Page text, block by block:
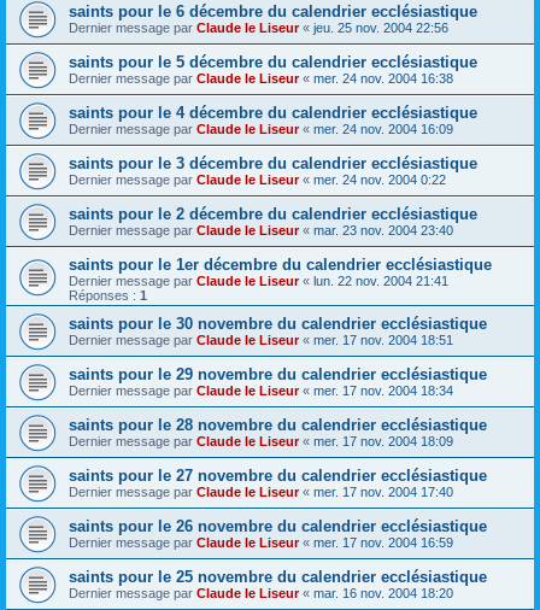
saints pour le 6 décembre du calendrier ecclésiastique
Dernier message par Claude le Liseur« jeu. 25 nov. 2004 22:56
saints pour le 5 décembre du calendrier ecclésiastique
Dernier message par Claude le Liseur« mer. 24 nov. 2004 16:38
saints pour le 4 décembre du calendrier ecclésiastique
Dernier message par Claude le Liseur« mer. 24 nov. 2004 16:09
saints pour le 3 décembre du calendrier ecclésiastique
Dernier message par Claude le Liseur« mer. 24 nov. 2004 0:22
saints pour le 2 décembre du calendrier ecclésiastique
Dernier message par Claude le Liseur« mar. 23 nov. 2004 23:40
saints pour le 1er décembre du calendrier ecclésiastique
Dernier message par Claude le Liseur« lun. 22 nov. 2004 21:41
Réponses : 1
saints pour le 30 novembre du calendrier ecclésiastique
Dernier message par Claude le Liseur« mer. 17 nov. 2004 18:51
saints pour le 29 novembre du calendrier ecclésiastique
Dernier message par Claude le Liseur« mer. 17 nov. 2004 18:34
saints pour le 28 novembre du calendrier ecclésiastique
Dernier message par Claude le Liseur« mer. 17 nov. 2004 18:09
saints pour le 27 novembre du calendrier ecclésiastique
Dernier message par Claude le Liseur« mer. 17 nov. 2004 17:40
saints pour le 26 novembre du calendrier ecclésiastique
Dernier message par Claude le Liseur« mer. 17 nov. 2004 16:59
saints pour le 25 novembre du calendrier ecclésiastique
Dernier message par Claude le Liseur« mar. 16 nov. 2004 18:20